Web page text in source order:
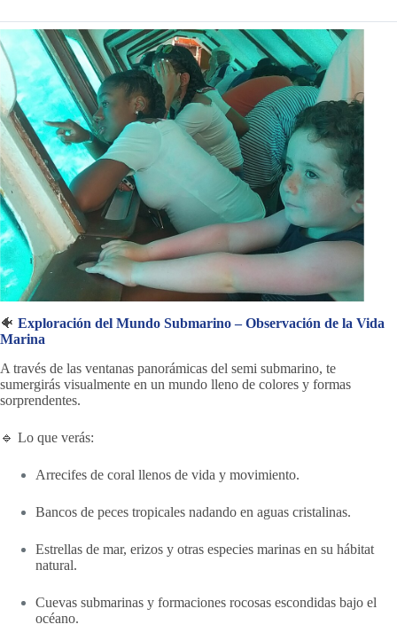
🐠 Exploración del Mundo Submarino – Observación de la Vida
Marina
A través de las ventanas panorámicas del semi submarino, te
sumergirás visualmente en un mundo lleno de colores y formas
sorprendentes.
🔹 Lo que verás:
Arrecifes de coral llenos de vida y movimiento.
Bancos de peces tropicales nadando en aguas cristalinas.
Estrellas de mar, erizos y otras especies marinas en su hábitat
natural.
Cuevas submarinas y formaciones rocosas escondidas bajo el
océano.